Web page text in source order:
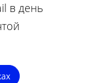
в день